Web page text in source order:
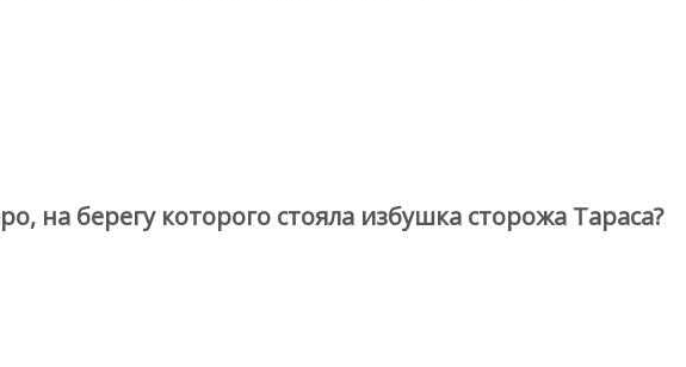
на берегу которого стояла избушка сторожа Тараса?